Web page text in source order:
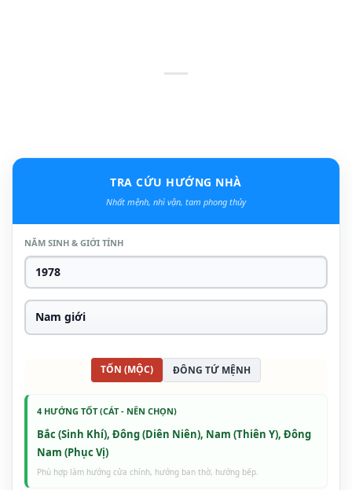
TRA CỨU HƯỚNG NHÀ
Nhất mệnh, nhì vận, tam phong thủy
NĂM SINH & GIỚI TÍNH
TỐN (MỘC) ĐÔNG TỨ MỆNH
4 HƯỚNG TỐT (CÁT - NÊN CHỌN)
Bắc (Sinh Khí), Đông (Diên Niên), Nam (Thiên Y), Đông
Nam (Phục Vị)
Phù hợp làm hướng cửa chính, hướng ban thờ, hướng bếp.